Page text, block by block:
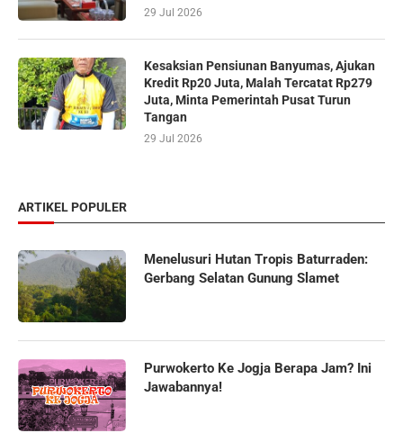
29 Jul 2026
Kesaksian Pensiunan Banyumas, Ajukan
Kredit Rp20 Juta, Malah Tercatat Rp279
Juta, Minta Pemerintah Pusat Turun
Tangan
29 Jul 2026
ARTIKEL POPULER
Menelusuri Hutan Tropis Baturraden:
Gerbang Selatan Gunung Slamet
Purwokerto Ke Jogja Berapa Jam? Ini
Jawabannya!